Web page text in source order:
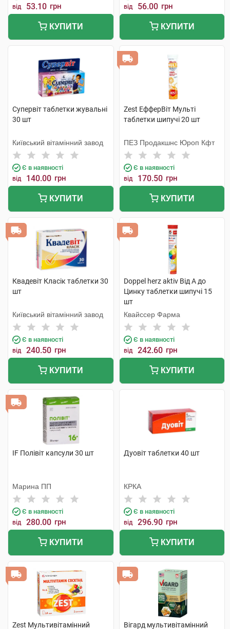
від 53.10 грн
КУПИТИ
від 56.00 грн
КУПИТИ
Супервіт таблетки жувальні
30 шт
Київський вітамінний завод
Є в наявності
від 140.00 грн
КУПИТИ
Zest ЕфферВіт Мульті
таблетки шипучі 20 шт
ПЕЗ Продакшнс Юроп Кфт
Є в наявності
від 170.50 грн
КУПИТИ
Квадевіт Класік таблетки 30
шт
Київський вітамінний завод
Є в наявності
від 240.50 грн
КУПИТИ
Doppel herz aktiv Від А до
Цинку таблетки шипучі 15
шт
Квайссер Фарма
Є в наявності
від 242.60 грн
КУПИТИ
IF Полівіт капсули 30 шт
Марина ПП
Є в наявності
від 280.00 грн
КУПИТИ
Дуовіт таблетки 40 шт
КРКА
Є в наявності
від 296.90 грн
КУПИТИ
Zest Мультивітамінний Вігард мультивітамінний